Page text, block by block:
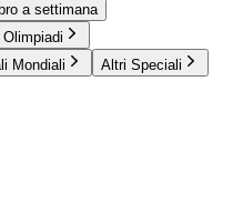
a settimana
Mondiali Altri Speciali